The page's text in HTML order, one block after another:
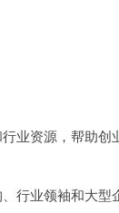
资源，帮助创
业领袖和大型